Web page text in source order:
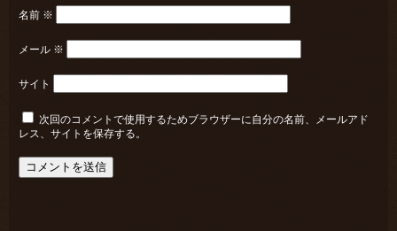
名前 ※
メール ※
サイト
次回のコメントで使用するためブラウザーに自分の名前、メールアド
レス、サイトを保存する。